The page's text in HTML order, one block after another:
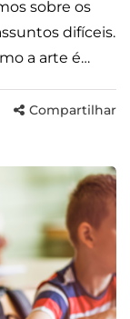
sobre os
difíceis.
a arte é…
Compartilhar